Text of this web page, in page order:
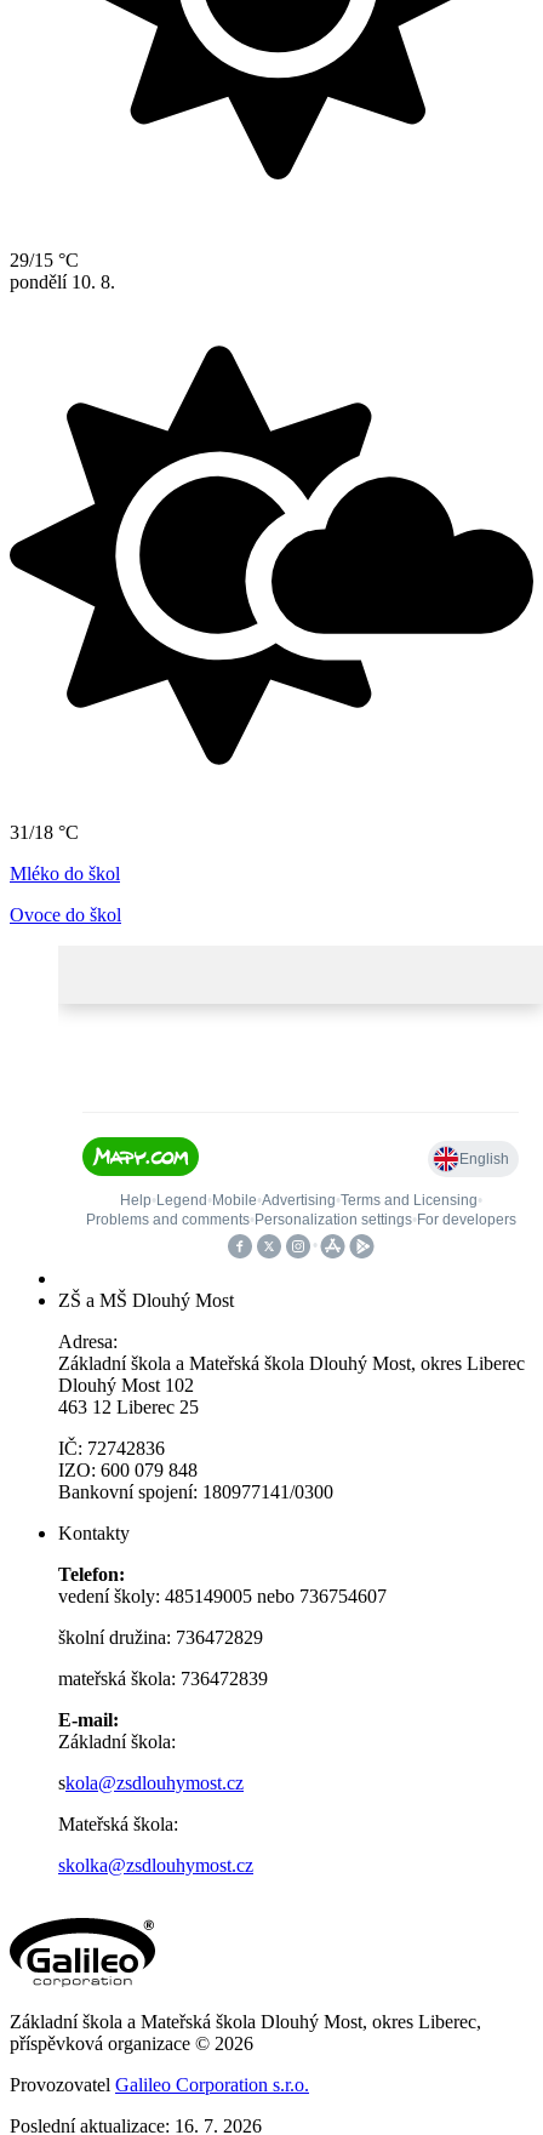
29/15 °C
pondělí 10. 8.
31/18 °C
Mléko do škol
Ovoce do škol
ZŠ a MŠ Dlouhý Most
Adresa:
Základní škola a Mateřská škola Dlouhý Most, okres Liberec
Dlouhý Most 102
463 12 Liberec 25
IČ: 72742836
IZO: 600 079 848
Bankovní spojení: 180977141/0300
Kontakty
Telefon:
vedení školy: 485149005 nebo 736754607
školní družina: 736472829
mateřská škola: 736472839
E-mail:
Základní škola:
skola@zsdlouhymost.cz
Mateřská škola:
skolka@zsdlouhymost.cz
Základní škola a Mateřská škola Dlouhý Most, okres Liberec,
příspěvková organizace © 2026
Provozovatel Galileo Corporation s.r.o.
Poslední aktualizace: 16. 7. 2026